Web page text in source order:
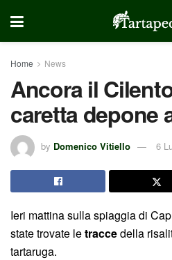
Home News
Ancora il
caretta depone
by Domenico Vitiello 6
Ieri mattina sulla spiaggia di
state trovate letraccedella
tartaruga.